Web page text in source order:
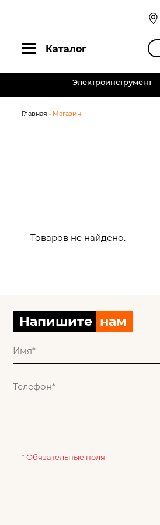
Каталог
Электроинструмент
Главная • Магазин
Товаров не найдено.
Напишите нам
* Обязательные поля